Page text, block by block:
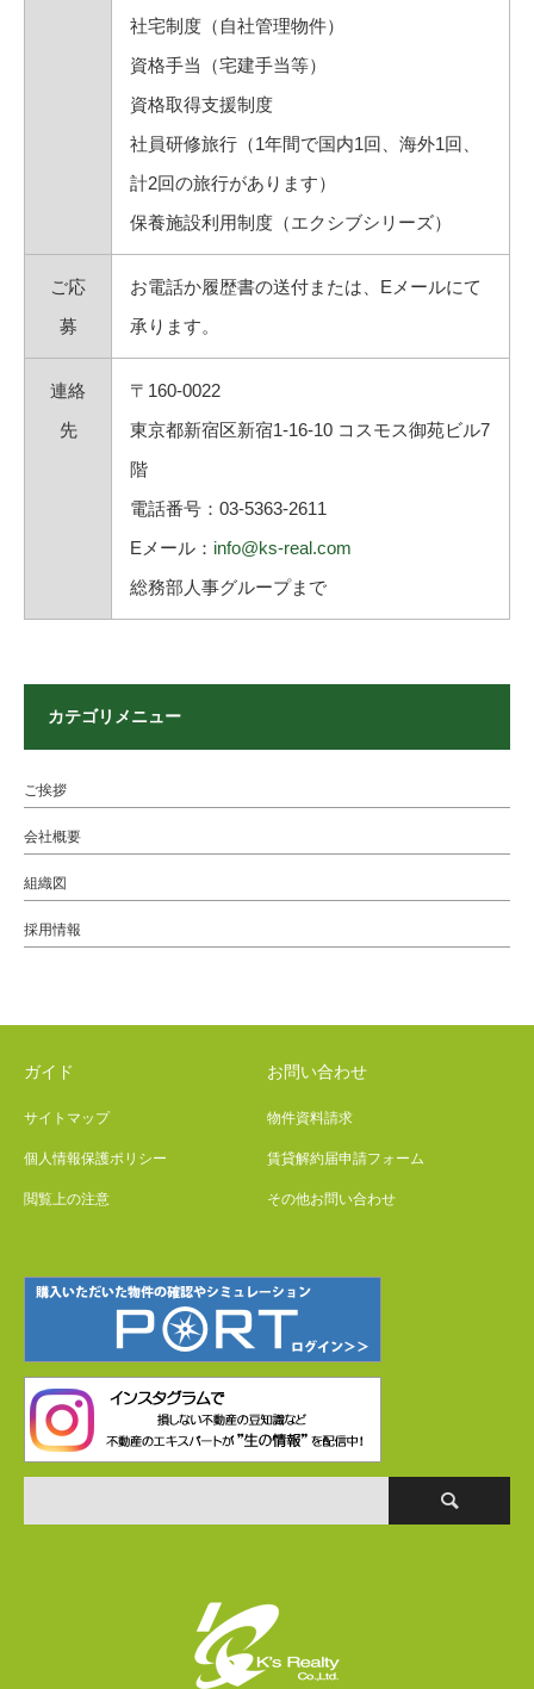
社宅制度（自社管理物件）
資格手当（宅建手当等）
資格取得支援制度
社員研修旅行（1年間で国内1回、海外1回、
計2回の旅行があります）
保養施設利用制度（エクシブシリーズ）
ご応
募
お電話か履歴書の送付または、Eメールにて
承ります。
連絡
先
〒160-0022
東京都新宿区新宿1-16-10 コスモス御苑ビル7
階
電話番号：03-5363-2611
Eメール： info@ks-real.com
総務部人事グループまで
カテゴリメニュー
ご挨拶
会社概要
組織図
採用情報
ガイド
サイトマップ
個人情報保護ポリシー
閲覧上の注意
お問い合わせ
物件資料請求
賃貸解約届申請フォーム
その他お問い合わせ